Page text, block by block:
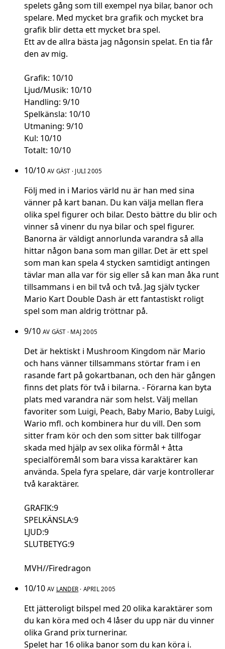
spelets gång som till exempel nya bilar, banor och
spelare. Med mycket bra grafik och mycket bra
grafik blir detta ett mycket bra spel.
Ett av de allra bästa jag någonsin spelat. En tia får
den av mig.
Grafik: 10/10
Ljud/Musik: 10/10
Handling: 9/10
Spelkänsla: 10/10
Utmaning: 9/10
Kul: 10/10
Totalt: 10/10
10/10 AV GÄST · JULI 2005
Följ med in i Marios värld nu är han med sina
vänner på kart banan. Du kan välja mellan flera
olika spel figurer och bilar. Desto bättre du blir och
vinner så vinenr du nya bilar och spel figurer.
Banorna är väldigt annorlunda varandra så alla
hittar någon bana som man gillar. Det är ett spel
som man kan spela 4 stycken samtidigt antingen
tävlar man alla var för sig eller så kan man åka runt
tillsammans i en bil två och två. Jag själv tycker
Mario Kart Double Dash är ett fantastiskt roligt
spel som man aldrig tröttnar på.
9/10 AV GÄST · MAJ 2005
Det är hektiskt i Mushroom Kingdom när Mario
och hans vänner tillsammans störtar fram i en
rasande fart på gokartbanan, och den här gången
finns det plats för två i bilarna. - Förarna kan byta
plats med varandra när som helst. Välj mellan
favoriter som Luigi, Peach, Baby Mario, Baby Luigi,
Wario mfl. och kombinera hur du vill. Den som
sitter fram kör och den som sitter bak tillfogar
skada med hjälp av sex olika förmål + åtta
specialföremål som bara vissa karaktärer kan
använda. Spela fyra spelare, där varje kontrollerar
två karaktärer.
GRAFIK:9
SPELKÄNSLA:9
LJUD:9
SLUTBETYG:9
MVH//Firedragon
10/10 AV LANDER · APRIL 2005
Ett jätteroligt bilspel med 20 olika karaktärer som
du kan köra med och 4 låser du upp när du vinner
olika Grand prix turnerinar.
Spelet har 16 olika banor som du kan köra i.